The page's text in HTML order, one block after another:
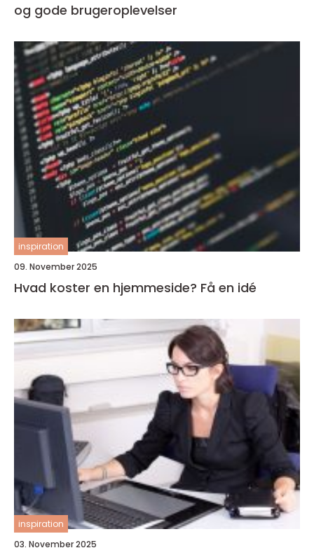
og gode brugeroplevelser
inspiration
09. November 2025
Hvad koster en hjemmeside? Få en idé
inspiration
03. November 2025